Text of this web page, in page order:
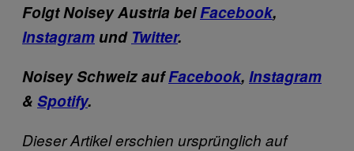
Folgt Noisey Austria beiFacebook,
Instagram und Twitter.
Noisey Schweiz aufFacebook, Instagram
& Spotify.
Dieser Artikel erschien ursprünglich auf